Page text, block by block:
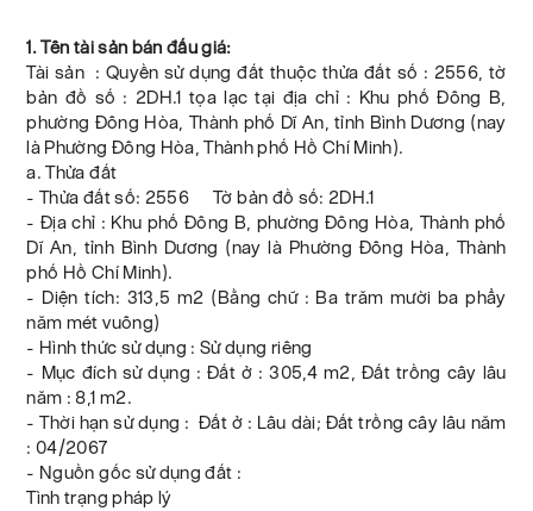
1. Tên tài sản bán đấu giá:
Tài sản : Quyền sử dụng đất thuộc thửa đất số : 2556, tờ
bản đồ số : 2DH.1 tọa lạc tại địa chỉ : Khu phố Đông B,
phường Đông Hòa, Thành phố Dĩ An, tỉnh Bình Dương (nay
là Phường Đông Hòa, Thành phố Hồ Chí Minh).
a. Thửa đất
- Thửa đất số: 2556 Tờ bản đồ số: 2DH.1
- Địa chỉ : Khu phố Đông B, phường Đông Hòa, Thành phố
Dĩ An, tỉnh Bình Dương (nay là Phường Đông Hòa, Thành
phố Hồ Chí Minh).
- Diện tích: 313,5 m2 (Bằng chữ : Ba trăm mười ba phẩy
năm mét vuông)
- Hình thức sử dụng : Sử dụng riêng
- Mục đích sử dụng : Đất ở : 305,4 m2, Đất trồng cây lâu
năm : 8,1 m2.
- Thời hạn sử dụng : Đất ở : Lâu dài; Đất trồng cây lâu năm
: 04/2067
- Nguồn gốc sử dụng đất :
Tình trạng pháp lý